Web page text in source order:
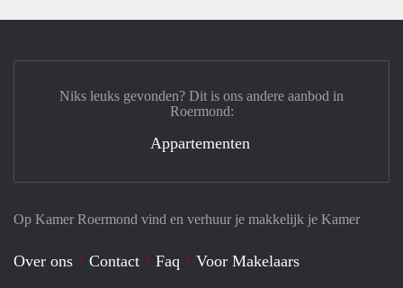
Op Kamer Roermond vind en verhuur je makkelijk je Kamer
Over ons Contact Faq Voor Makelaars
Niks leuks gevonden? Dit is ons andere aanbod in
Roermond:
Appartementen